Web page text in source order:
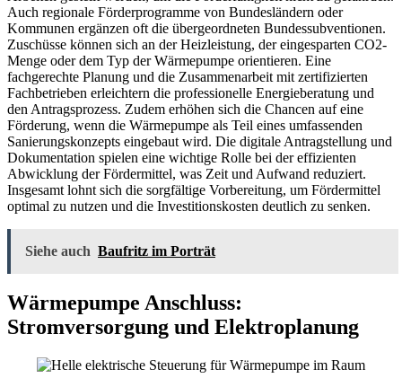
Auch regionale Förderprogramme von Bundesländern oder
Kommunen ergänzen oft die übergeordneten Bundessubventionen.
Zuschüsse können sich an der Heizleistung, der eingesparten CO2-
Menge oder dem Typ der Wärmepumpe orientieren. Eine
fachgerechte Planung und die Zusammenarbeit mit zertifizierten
Fachbetrieben erleichtern die professionelle Energieberatung und
den Antragsprozess. Zudem erhöhen sich die Chancen auf eine
Förderung, wenn die Wärmepumpe als Teil eines umfassenden
Sanierungskonzepts eingebaut wird. Die digitale Antragstellung und
Dokumentation spielen eine wichtige Rolle bei der effizienten
Abwicklung der Fördermittel, was Zeit und Aufwand reduziert.
Insgesamt lohnt sich die sorgfältige Vorbereitung, um Fördermittel
optimal zu nutzen und die Investitionskosten deutlich zu senken.
Siehe auch Baufritz im Porträt
Wärmepumpe Anschluss:
Stromversorgung und Elektroplanung